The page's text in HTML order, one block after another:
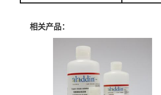
相关产品：